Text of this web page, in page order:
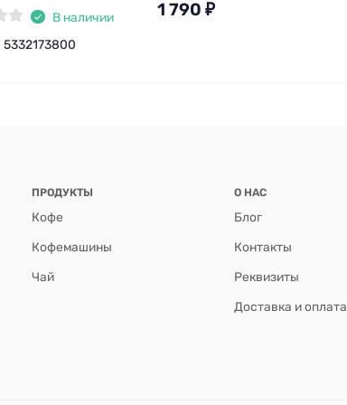
В наличии
5332173800
1 790 ₽
ПРОДУКТЫ
Кофе
Кофемашины
Чай
О НАС
Блог
Контакты
Реквизиты
Доставка и оплата